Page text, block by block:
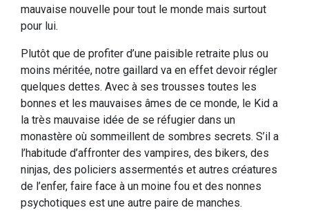
mauvaise nouvelle pour tout le monde mais surtout
pour lui.
Plutôt que de profiter d’une paisible retraite plus ou
moins méritée, notre gaillard va en effet devoir régler
quelques dettes. Avec à ses trousses toutes les
bonnes et les mauvaises âmes de ce monde, le Kid a
la très mauvaise idée de se réfugier dans un
monastère où sommeillent de sombres secrets. S’il a
l’habitude d’affronter des vampires, des bikers, des
ninjas, des policiers assermentés et autres créatures
de l’enfer, faire face à un moine fou et des nonnes
psychotiques est une autre paire de manches.